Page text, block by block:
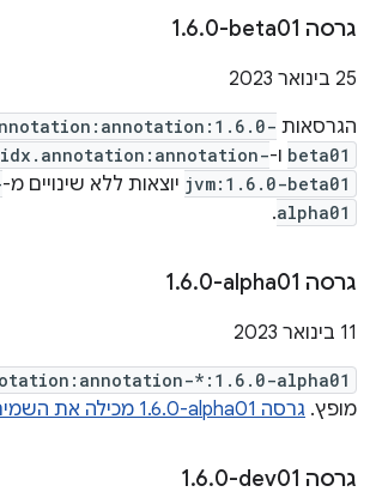
גרסה ‎1 .6.0-beta01
‫25 בינואר 2023
הגרסאות
beta01 ו-
jvm:1.6.0-beta01 יוצאות ללא שינויים מ-
alpha01
.
גרסה ‎1 .6.0-alpha01
‫11 בינואר 2023
*:1.6.0-alpha01
מופץ. גרסה ‎1.6.0-alpha01 מכילה את השמירות האלה.
גרסה ‎1 .6.0-dev01